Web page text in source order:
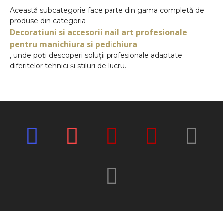
Această subcategorie face parte din gama completă de
produse din categoria
Decoratiuni si accesorii nail art profesionale
pentru manichiura si pedichiura
, unde poți descoperi soluții profesionale adaptate
diferitelor tehnici și stiluri de lucru.